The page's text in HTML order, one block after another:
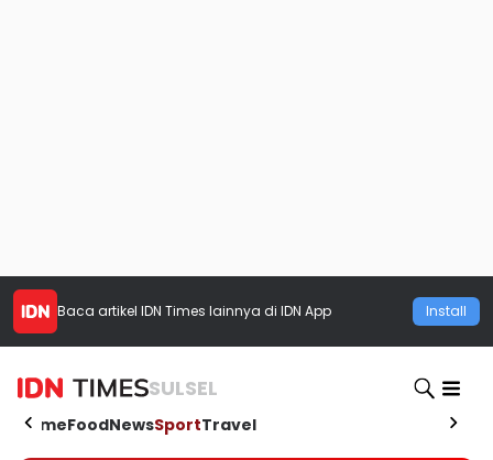
Baca artikel IDN Times lainnya di IDN App Install
SULSEL
HomeFoodNewsSportTravel